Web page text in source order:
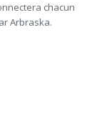
chacun
Arbraska.